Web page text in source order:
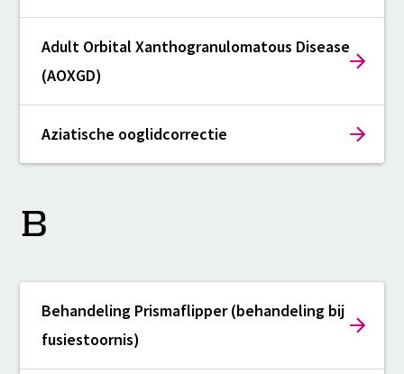
Adult Orbital Xanthogranulomatous Disease
(AOXGD)
Aziatische ooglidcorrectie
B
Behandeling Prismaflipper (behandeling bij
fusiestoornis)